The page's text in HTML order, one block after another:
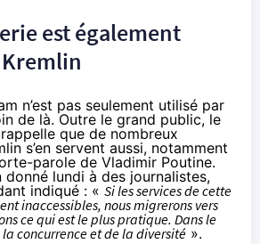
est également
n’est pas seulement utilisé par
de là. Outre le grand public, le
rappelle que de nombreux
s’en servent aussi, notamment
parole de Vladimir Poutine.
donné lundi à des journalistes,
indiqué : « Si les services de cette
inaccessibles, nous migrerons vers
ce qui est le plus pratique. Dans le
concurrence et de la diversité ».